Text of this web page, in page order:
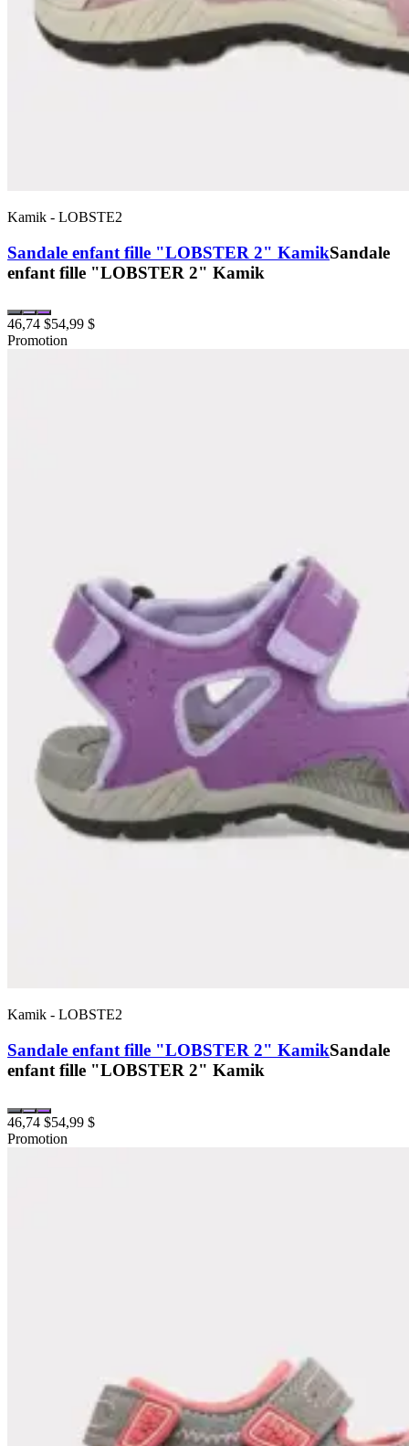
Kamik - LOBSTE2
Sandale enfant fille "LOBSTER 2" KamikSandale
enfant fille "LOBSTER 2" Kamik
46,74 $54,99 $
Promotion
Kamik - LOBSTE2
Sandale enfant fille "LOBSTER 2" KamikSandale
enfant fille "LOBSTER 2" Kamik
46,74 $54,99 $
Promotion